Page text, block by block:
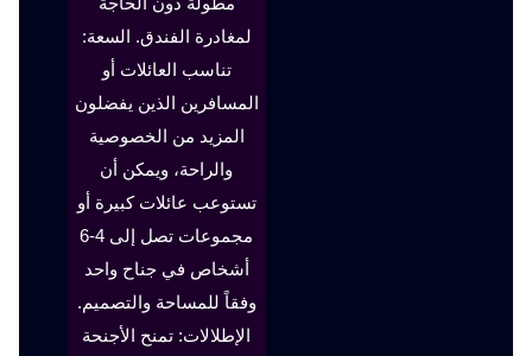
لمغادرة الفندق. السعة:
تناسب العائلات أو
المسافرين الذين يفضلون
المزيد من الخصوصية
والراحة، ويمكن أن
تستوعب عائلات كبيرة أو
مجموعات تصل إلى 4-6
أشخاص في جناح واحد
وفقاً للمساحة والتصميم.
الإطلالات: تمنح الأجنحة